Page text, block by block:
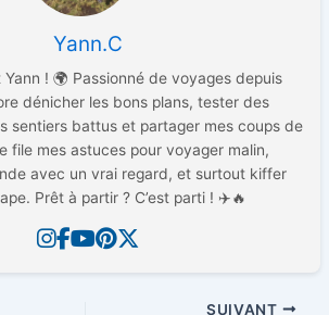
Yann.C
Yann ! 🌍 Passionné de voyages depuis
dénicher les bons plans, tester des
sentiers battus et partager mes coups de
file mes astuces pour voyager malin,
avec un vrai regard, et surtout kiffer
Prêt à partir ? C’est parti ! ✈️🔥
SUIVANT